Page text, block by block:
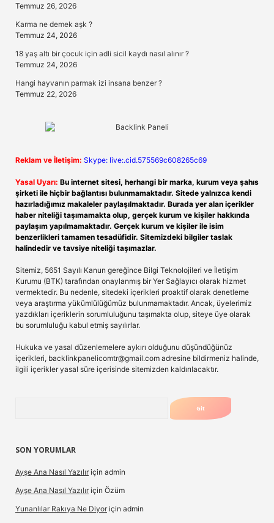
Temmuz 26, 2026
Karma ne demek aşk ?
Temmuz 24, 2026
18 yaş altı bir çocuk için adli sicil kaydı nasıl alınır ?
Temmuz 24, 2026
Hangi hayvanın parmak izi insana benzer ?
Temmuz 22, 2026
Reklam ve İletişim: Skype: live:.cid.575569c608265c69
Yasal Uyarı: Bu internet sitesi, herhangi bir marka, kurum veya şahıs
şirketi ile hiçbir bağlantısı bulunmamaktadır. Sitede yalnızca kendi
hazırladığımız makaleler paylaşılmaktadır. Burada yer alan içerikler
haber niteliği taşımamakta olup, gerçek kurum ve kişiler hakkında
paylaşım yapılmamaktadır. Gerçek kurum ve kişiler ile isim
benzerlikleri tamamen tesadüfidir. Sitemizdeki bilgiler taslak
halindedir ve tavsiye niteliği taşımazlar.
Sitemiz, 5651 Sayılı Kanun gereğince Bilgi Teknolojileri ve İletişim
Kurumu (BTK) tarafından onaylanmış bir Yer Sağlayıcı olarak hizmet
vermektedir. Bu nedenle, sitedeki içerikleri proaktif olarak denetleme
veya araştırma yükümlülüğümüz bulunmamaktadır. Ancak, üyelerimiz
yazdıkları içeriklerin sorumluluğunu taşımakta olup, siteye üye olarak
bu sorumluluğu kabul etmiş sayılırlar.
Hukuka ve yasal düzenlemelere aykırı olduğunu düşündüğünüz
içerikleri, backlinkpanelicomtr@gmail.com adresine bildirmeniz halinde,
ilgili içerikler yasal süre içerisinde sitemizden kaldırılacaktır.
SON YORUMLAR
Ayşe Ana Nasıl Yazılır için admin
Ayşe Ana Nasıl Yazılır için Özüm
Yunanlılar Rakıya Ne Diyor için admin